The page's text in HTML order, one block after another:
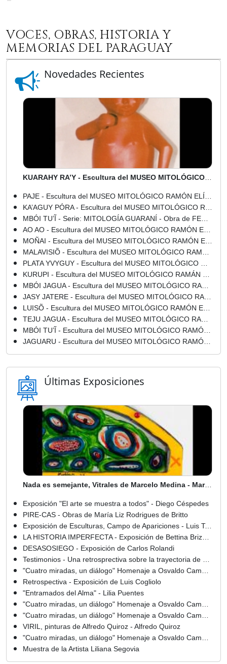
8 de agosto de 1946. Aparece el periódico villarriqueño El
Radical, dirigido por Gregorio Glitz Fernández.
8 de agosto de 1958. Se inaugura el local del Servicio de
Reclutamiento y Movilización, actual sede del Supremo
8 de agosto de 1965. Nace Carlos Abel Santacruz,
8 de agosto de 1967. En Asunción (Paraguay) se funda el
diario ABC Color, que será perseguido y clausurado durante
la dictadura del general Alfredo Stroessner.
8 de agosto de 1967. Bernardino Parada Moreno es
acreditado embajador de Chile ante el Paraguay.
Ortega Franco, locutor y animador. El popular "Cabezón".
8 de agosto de 1990. Fallece en Asunción, José Cantero
Frutos, poeta y director de la revista folklórica "Ysyry".
8 de agosto de 2004. Fallece en Asunción la teatrista Tessie
Abente de Ardissone.
8 de agosto de 2006. Ilusos buscadores de tesoros,
encabezados por el magistrado judicial Víctor Núñez y el
general Porfirio Ramírez, realizan infructuosas
excavaciones en el Parque Caballero.
8 de agosto de 2006. El gobierno de Taiwán dona dos
helicópteros Bell a la Aviación paraguaya.
8 de agosto de 2007. Fallece María Victoria Miño, viuda del
compositor Herminio Jiménez.
8 de agosto de 2008. Fallece Magno Ferreira Falcón,
empresario y dirigente deportivo.
sacerdote Ramón Talavera Goiburú, luchador social.
VOCES, OBRAS, HISTORIA Y
MEMORIAS DEL PARAGUAY
Novedades Recientes
Últimas Exposiciones
Nada es semejante, Vitrales de Marcelo Medina - Marcelo Medina
Exposición "El arte se muestra a todos" - Diego Céspedes
PIRE-CAS - Obras de María Liz Rodrigues de Britto
Exposición de Esculturas, Campo de Apariciones - Luis Torres
DESASOSIEGO - Exposición de Carlos Rolandi
Retrospectiva - Exposición de Luis Cogliolo
"Entramados del Alma" - Lilia Puentes
VIRIL, pinturas de Alfredo Quiroz - Alfredo Quiroz
Muestra de la Artista Liliana Segovia